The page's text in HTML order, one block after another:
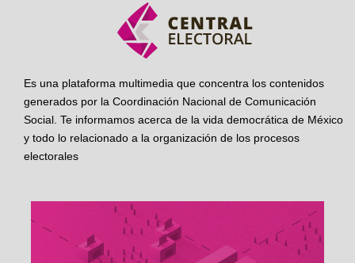
Es una plataforma multimedia que concentra los contenidos
generados por la Coordinación Nacional de Comunicación
Social. Te informamos acerca de la vida democrática de México
y todo lo relacionado a la organización de los procesos
electorales